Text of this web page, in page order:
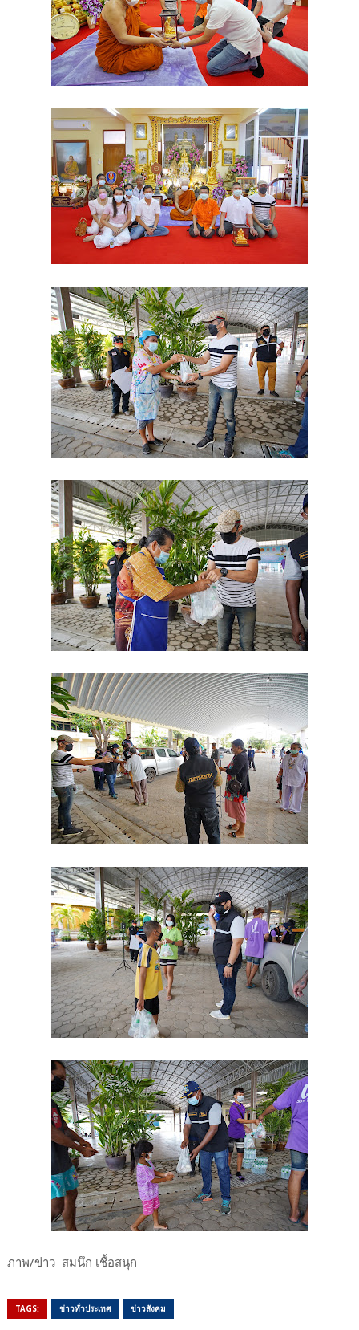
ภาพ/ข่าว สมนึก เชื้อสนุก
TAGS: ข่าวทั่วประเทศ ข่าวสังคม